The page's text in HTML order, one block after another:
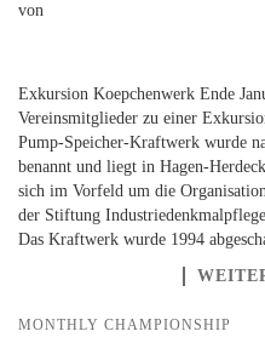
von
Exkursion Koepchenwerk Ende
Vereinsmitglieder zu einer
Pump-Speicher-Kraftwerk wurde
benannt und liegt in Hagen-
sich im Vorfeld um die
der Stiftung
Das Kraftwerk wurde 1994
MONTHLY CHAMPIONSHIP